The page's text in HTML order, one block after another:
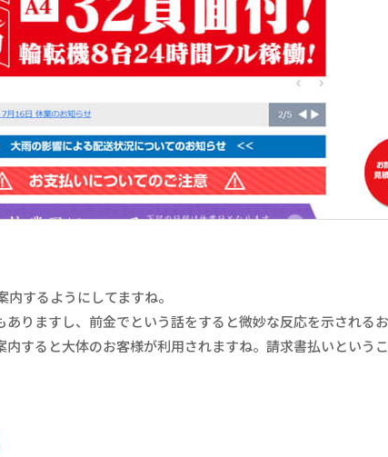
するようにしてますね。
りますし、前金でという話をすると微妙な反応を示される
すると大体のお客様が利用されますね。請求書払いという